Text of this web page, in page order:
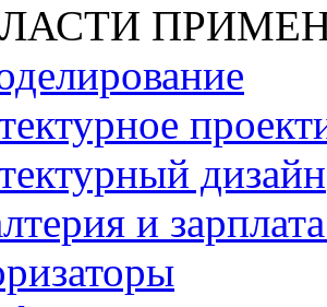
дизайн
и